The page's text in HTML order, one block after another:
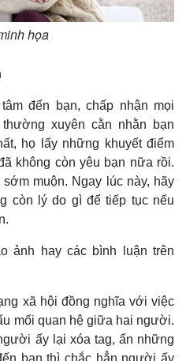
họa
đến bạn, chấp nhận mọi
xuyên cằn nhằn bạn
họ lấy những khuyết điểm
không còn yêu bạn nữa rồi.
muộn. Ngay lúc này, hãy
còn lý do gì để tiếp tục nếu
ảnh hay các bình luận trên
xã hội đồng nghĩa với việc
mối quan hệ giữa hai người.
ấy lại xóa tag, ẩn những